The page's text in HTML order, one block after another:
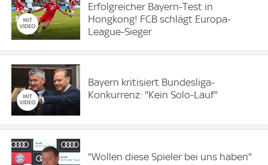
Erfolgreicher Bayern-Test in
Hongkong! FCB schlägt Europa-
League-Sieger
Bayern kritisiert Bundesliga-
Konkurrenz: "Kein Solo-Lauf"
"Wollen diese Spieler bei uns haben"